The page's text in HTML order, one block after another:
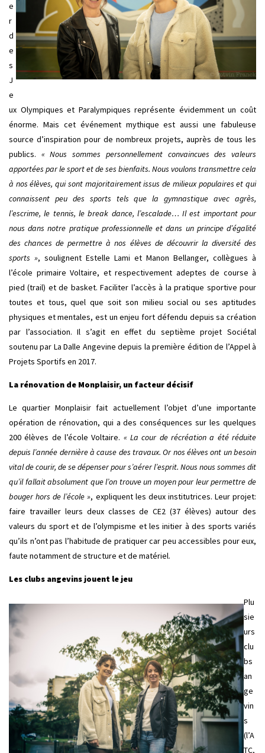
e
r
d
e
s
J
e
ux Olympiques et Paralympiques représente évidemment un coût
énorme. Mais cet événement mythique est aussi une fabuleuse
source d’inspiration pour de nombreux projets, auprès de tous les
publics. « Nous sommes personnellement convaincues des valeurs
apportées par le sport et de ses bienfaits. Nous voulons transmettre cela
à nos élèves, qui sont majoritairement issus de milieux populaires et qui
connaissent peu des sports tels que la gymnastique avec agrès,
l’escrime, le tennis, le break dance, l’escalade… Il est important pour
nous dans notre pratique professionnelle et dans un principe d’égalité
des chances de permettre à nos élèves de découvrir la diversité des
sports », soulignent Estelle Lami et Manon Bellanger, collègues à
l’école primaire Voltaire, et respectivement adeptes de course à
pied (trail) et de basket. Faciliter l’accès à la pratique sportive pour
toutes et tous, quel que soit son milieu social ou ses aptitudes
physiques et mentales, est un enjeu fort défendu depuis sa création
par l’association. Il s’agit en effet du septième projet Sociétal
soutenu par La Dalle Angevine depuis la première édition de l’Appel à
Projets Sportifs en 2017.
La rénovation de Monplaisir, un facteur décisif
Le quartier Monplaisir fait actuellement l’objet d’une importante
opération de rénovation, qui a des conséquences sur les quelques
200 élèves de l’école Voltaire. « La cour de récréation a été réduite
depuis l’année dernière à cause des travaux. Or nos élèves ont un besoin
vital de courir, de se dépenser pour s’aérer l’esprit. Nous nous sommes dit
qu’il fallait absolument que l’on trouve un moyen pour leur permettre de
bouger hors de l’école », expliquent les deux institutrices. Leur projet:
faire travailler leurs deux classes de CE2 (37 élèves) autour des
valeurs du sport et de l’olympisme et les initier à des sports variés
qu’ils n’ont pas l’habitude de pratiquer car peu accessibles pour eux,
faute notamment de structure et de matériel.
Les clubs angevins jouent le jeu
Plu
sie
urs
clu
bs
an
ge
vin
s
(l’A
TC,